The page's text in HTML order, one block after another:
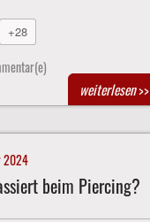
+28
weiterlesen>>
2024
beim Piercing?